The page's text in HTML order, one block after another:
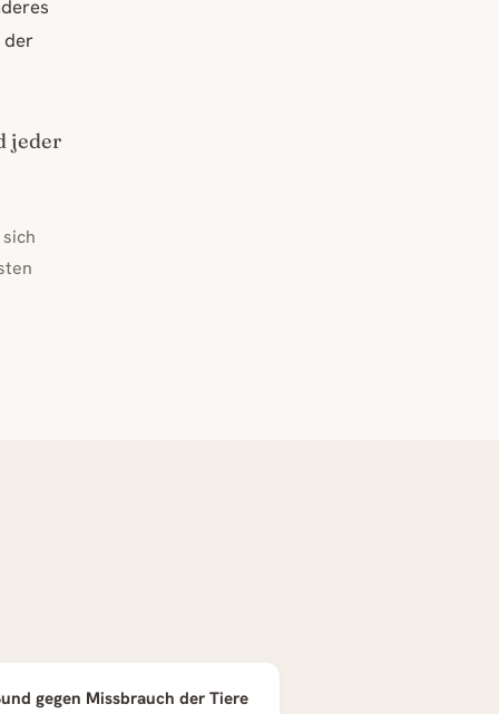
der
jeder
gegen Missbrauch der Tiere